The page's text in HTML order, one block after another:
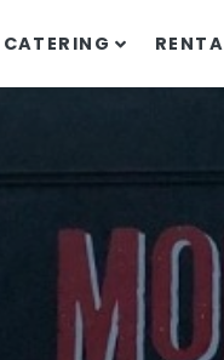
CATERING RENTA